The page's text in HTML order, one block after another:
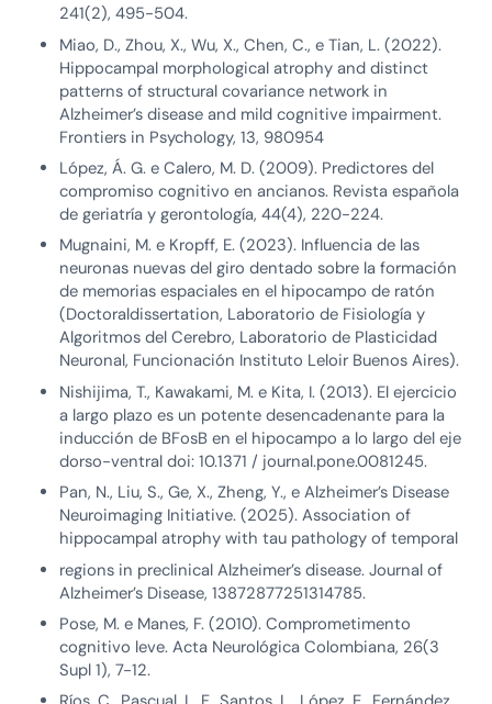
241(2), 495-504.
Miao, D., Zhou, X., Wu, X., Chen, C., e Tian, L. (2022).
Hippocampal morphological atrophy and distinct
patterns of structural covariance network in
Alzheimer’s disease and mild cognitive impairment.
Frontiers in Psychology, 13, 980954
López, Á. G. e Calero, M. D. (2009). Predictores del
compromiso cognitivo en ancianos. Revista española
de geriatría y gerontología, 44(4), 220-224.
Mugnaini, M. e Kropff, E. (2023). Influencia de las
neuronas nuevas del giro dentado sobre la formación
de memorias espaciales en el hipocampo de ratón
(Doctoraldissertation, Laboratorio de Fisiología y
Algoritmos del Cerebro, Laboratorio de Plasticidad
Neuronal, Funcionación Instituto Leloir Buenos Aires).
Nishijima, T., Kawakami, M. e Kita, I. (2013). El ejercicio
a largo plazo es un potente desencadenante para la
inducción de BFosB en el hipocampo a lo largo del eje
dorso-ventral doi: 10.1371 / journal.pone.0081245.
Pan, N., Liu, S., Ge, X., Zheng, Y., e Alzheimer’s Disease
Neuroimaging Initiative. (2025). Association of
hippocampal atrophy with tau pathology of temporal
regions in preclinical Alzheimer’s disease. Journal of
Alzheimer’s Disease, 13872877251314785.
Pose, M. e Manes, F. (2010). Comprometimento
cognitivo leve. Acta Neurológica Colombiana, 26(3
Supl 1), 7-12.